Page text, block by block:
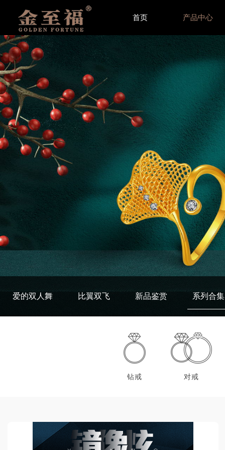
首页 产品中心
爱的双人舞 比翼双飞 新品鉴赏 系列合集
钻戒 对戒